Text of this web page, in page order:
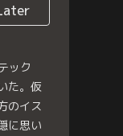
ック
た。仮
のイス
に思い